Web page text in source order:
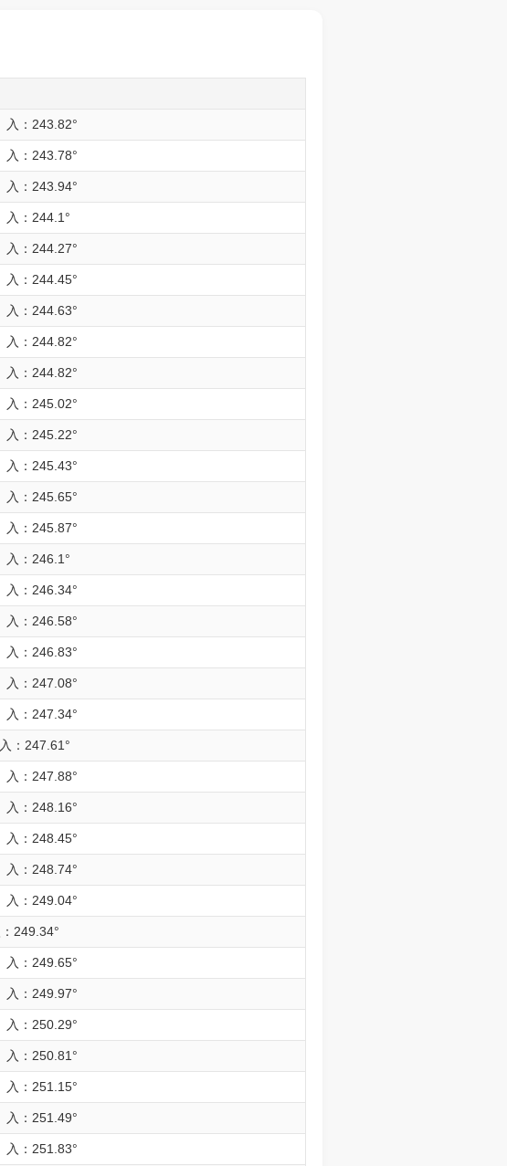
：243.82°
：243.78°
：243.94°
：244.1°
：244.27°
：244.45°
：244.63°
：244.82°
：244.82°
：245.02°
：245.22°
：245.43°
：245.65°
：245.87°
：246.1°
：246.34°
：246.58°
：246.83°
：247.08°
：247.34°
：247.61°
：247.88°
：248.16°
：248.45°
：248.74°
：249.04°
249.34°
：249.65°
：249.97°
：250.29°
：250.81°
：251.15°
：251.49°
：251.83°